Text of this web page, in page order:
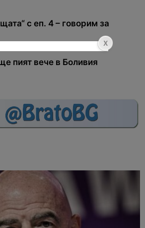
с еп. 4 – говорим за
пият вече в Боливия